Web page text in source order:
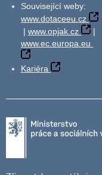
Související weby:
www.dotaceeu.cz
| www.opjak.cz
|
www.ec.europa.eu
Kariéra